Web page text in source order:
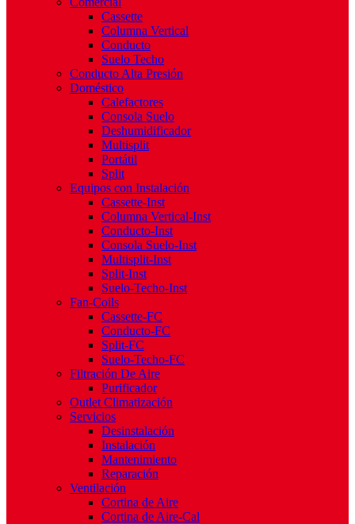
Cassette
Columna Vertical
Conducto
Suelo Techo
Conducto Alta Presión
Doméstico
Calefactores
Consola Suelo
Deshumidificador
Multisplit
Portátil
Split
Equipos con Instalación
Cassette-Inst
Columna Vertical-Inst
Conducto-Inst
Consola Suelo-Inst
Multisplit-Inst
Split-Inst
Suelo-Techo-Inst
Fan-Coils
Cassette-FC
Conducto-FC
Split-FC
Suelo-Techo-FC
Filtración De Aire
Purificador
Outlet Climatización
Servicios
Desinstalación
Instalación
Mantenimiento
Reparación
Ventilación
Cortina de Aire
Cortina de Aire-Cal